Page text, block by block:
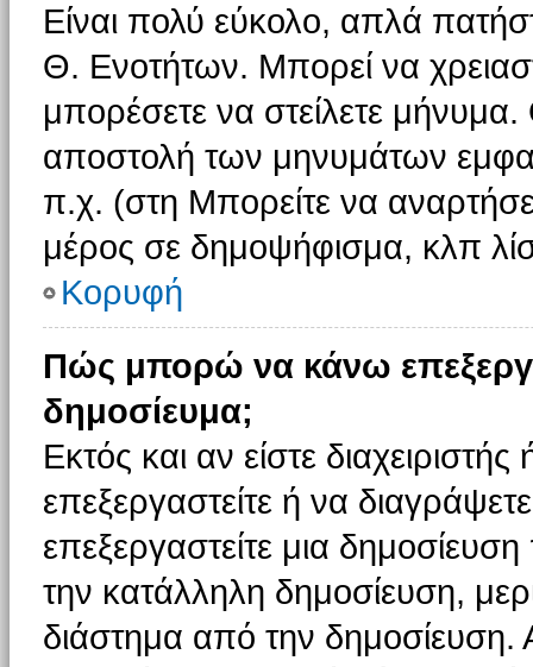
Είναι πολύ εύκολο, απλά
Θ. Ενοτήτων. Μπορεί να
μπορέσετε να στείλετε μήνυμα.
αποστολή των μηνυμάτων
π.χ. (στη Μπορείτε να
μέρος σε δημοψήφισμα, κλπ
Κορυφή
Πώς μπορώ να κάνω
δημοσίευμα;
Εκτός και αν είστε
επεξεργαστείτε ή να
επεξεργαστείτε μια
την κατάλληλη δημοσίευση,
διάστημα από την δημοσίευση.